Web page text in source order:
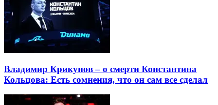
Владимир Крикунов – о смерти Константина
Кольцова: Есть сомнения, что он сам все сделал